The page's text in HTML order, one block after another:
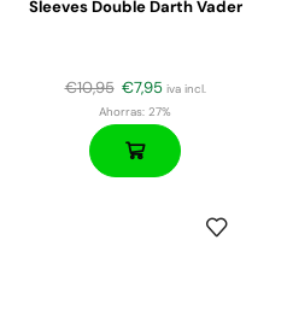
Sleeves Double Darth Vader
€10,95 €7,95 iva incl.
Ahorras: 27%